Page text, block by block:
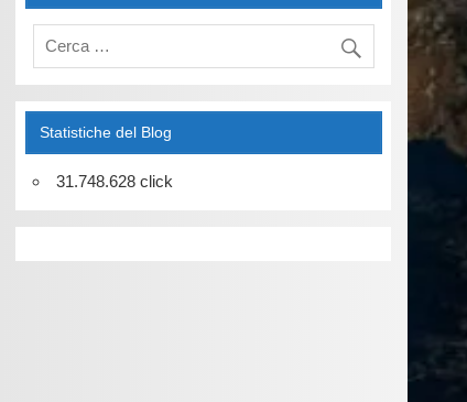
Statistiche del Blog
31.748.628 click